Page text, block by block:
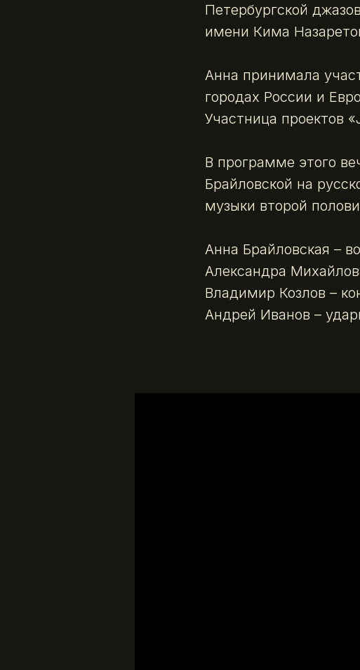
Петербургской
имени Кима
Анна принимала
городах России и
Участница проектов
В программе этого
Брайловской на
музыки второй
Анна Брайловская –
Александра
Владимир Козлов –
Андрей Иванов –